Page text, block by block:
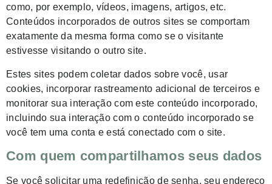
como, por exemplo, vídeos, imagens, artigos, etc.
Conteúdos incorporados de outros sites se comportam
exatamente da mesma forma como se o visitante
estivesse visitando o outro site.
Estes sites podem coletar dados sobre você, usar
cookies, incorporar rastreamento adicional de terceiros e
monitorar sua interação com este conteúdo incorporado,
incluindo sua interação com o conteúdo incorporado se
você tem uma conta e está conectado com o site.
Com quem compartilhamos seus dados
Se você solicitar uma redefinição de senha, seu endereço